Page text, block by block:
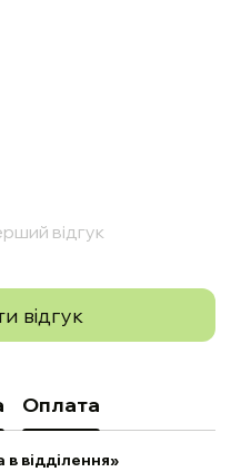
відгук
відгук
Оплата
відділення»